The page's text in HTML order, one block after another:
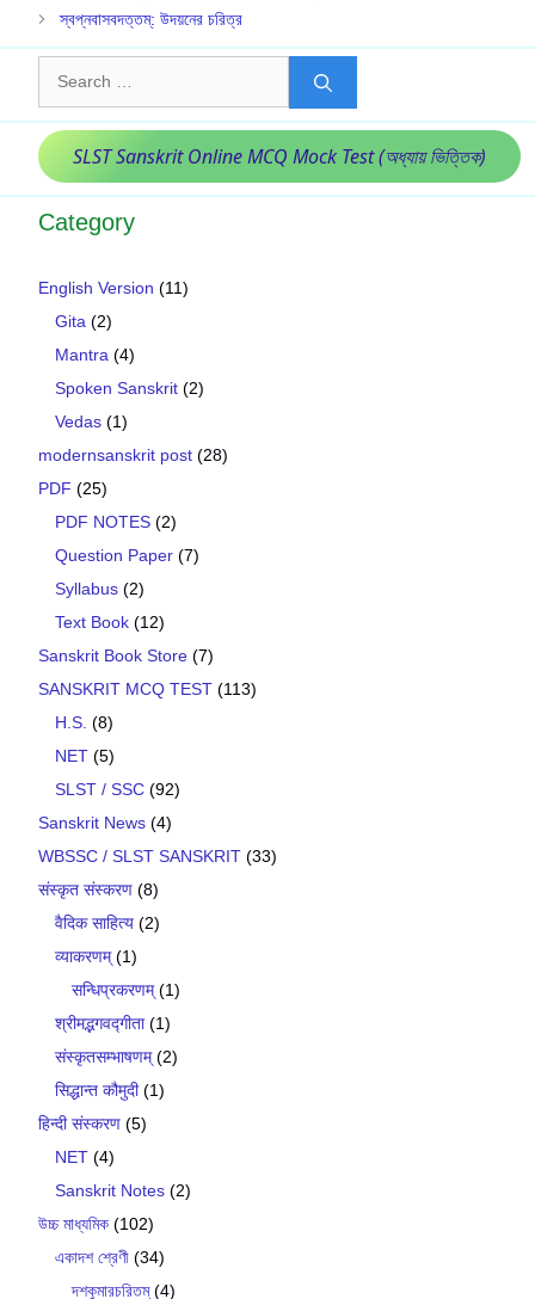
স্বপ্নবাসবদত্তম্: উদয়নের চরিত্র
for:
SLST Sanskrit Online MCQ Mock Test (অধ্যায় ভিত্তিক)
Category
English Version (11)
Gita (2)
Mantra (4)
Spoken Sanskrit (2)
Vedas (1)
modernsanskrit post (28)
PDF (25)
PDF NOTES (2)
Question Paper (7)
Syllabus (2)
Text Book (12)
Sanskrit Book Store (7)
SANSKRIT MCQ TEST (113)
H.S. (8)
NET (5)
SLST / SSC (92)
Sanskrit News (4)
WBSSC / SLST SANSKRIT (33)
संस्कृत संस्करण (8)
वैदिक साहित्य (2)
व्याकरणम्(1)
सन्धिप्रकरणम्(1)
श्रीमद्भगवद्गीता(1)
संस्कृतसम्भाषणम्(2)
सिद्धान्त कौमुदी(1)
हिन्दी संस्करण (5)
NET (4)
Sanskrit Notes (2)
উচ্চ মাধ্যমিক (102)
একাদশ শ্রেণী (34)
দশকুমারচরিতম্(4)